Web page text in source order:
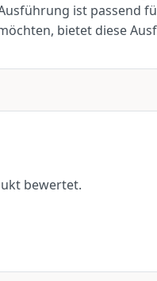
ist passend
bietet diese
bewertet.